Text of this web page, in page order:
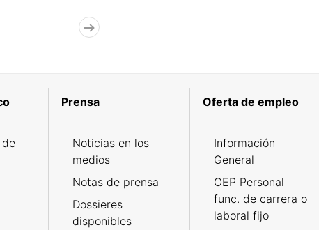
Prensa
Noticias en los
medios
Notas de prensa
Dossieres
disponibles
Oferta de empleo
Información
General
OEP Personal
func. de carrera o
laboral fijo